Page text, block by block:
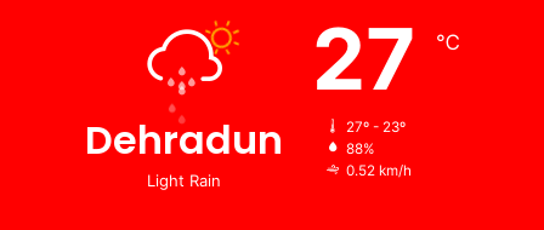
Dehradun
Light Rain
27 ℃
27º - 23º
88%
0.52 km/h